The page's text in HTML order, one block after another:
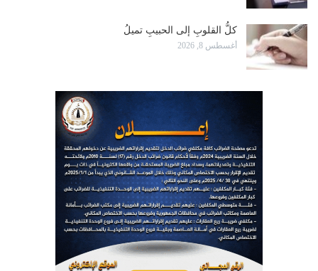
كلُّ القلوبِ إلى الحبيبِ تميلُ
أغسطس 8, 2026